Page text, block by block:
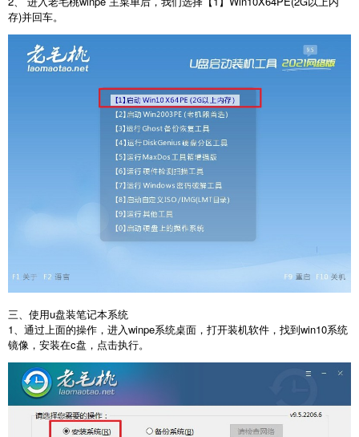
存)并回车。
三、使用u盘装笔记本系统
1、通过上面的操作，进入winpe系统桌面，打开装机软件，找到win10系统
镜像，安装在c盘，点击执行。